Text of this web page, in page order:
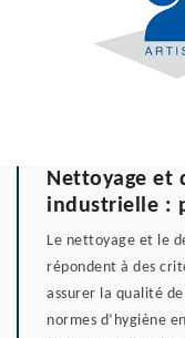
Nettoyage et
industrielle :
Le nettoyage et le
répondent à des
assurer la qualité
normes d’hygiène